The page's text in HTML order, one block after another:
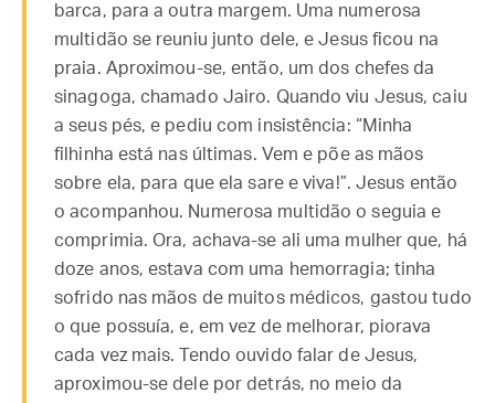
barca, para a outra margem. Uma numerosa
multidão se reuniu junto dele, e Jesus ficou na
praia. Aproximou-se, então, um dos chefes da
sinagoga, chamado Jairo. Quando viu Jesus, caiu
a seus pés, e pediu com insistência: “Minha
filhinha está nas últimas. Vem e põe as mãos
sobre ela, para que ela sare e viva!”. Jesus então
o acompanhou. Numerosa multidão o seguia e
comprimia. Ora, achava-se ali uma mulher que, há
doze anos, estava com uma hemorragia; tinha
sofrido nas mãos de muitos médicos, gastou tudo
o que possuía, e, em vez de melhorar, piorava
cada vez mais. Tendo ouvido falar de Jesus,
aproximou-se dele por detrás, no meio da